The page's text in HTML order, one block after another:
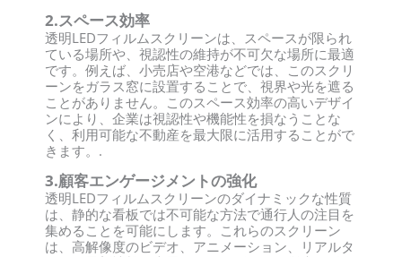
2.スペース効率
透明LEDフィルムスクリーンは、スペースが限られ
ている場所や、視認性の維持が不可欠な場所に最適
です。例えば、小売店や空港などでは、このスクリ
ーンをガラス窓に設置することで、視界や光を遮る
ことがありません。このスペース効率の高いデザイ
ンにより、企業は視認性や機能性を損なうことな
く、利用可能な不動産を最大限に活用することがで
きます。.
3.顧客エンゲージメントの強化
透明LEDフィルムスクリーンのダイナミックな性質
は、静的な看板では不可能な方法で通行人の注目を
集めることを可能にします。これらのスクリーン
は、高解像度のビデオ、アニメーション、リアルタ